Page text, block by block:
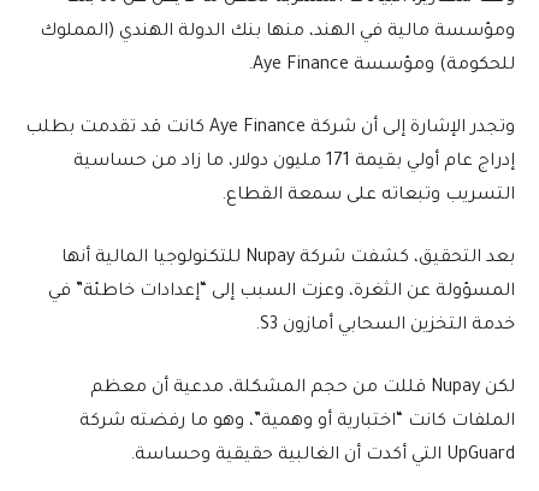
ومؤسسة مالية في الهند، منها بنك الدولة الهندي (المملوك
للحكومة) ومؤسسة Aye Finance.
وتجدر الإشارة إلى أن شركة Aye Finance كانت قد تقدمت بطلب
إدراج عام أولي بقيمة 171 مليون دولار، ما زاد من حساسية
التسريب وتبعاته على سمعة القطاع.
بعد التحقيق، كشفت شركة Nupay للتكنولوجيا المالية أنها
المسؤولة عن الثغرة، وعزت السبب إلى “إعدادات خاطئة” في
خدمة التخزين السحابي أمازون S3.
لكن Nupay قللت من حجم المشكلة، مدعية أن معظم
الملفات كانت “اختبارية أو وهمية”، وهو ما رفضته شركة
UpGuard التي أكدت أن الغالبية حقيقية وحساسة.